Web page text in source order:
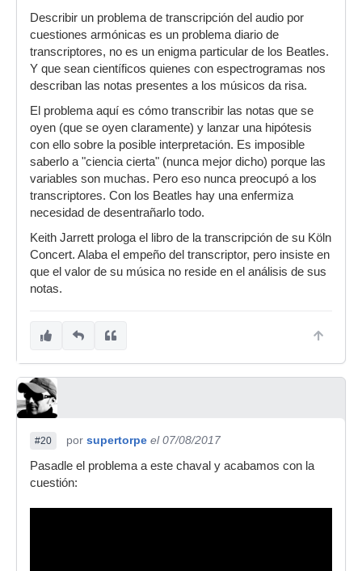
Describir un problema de transcripción del audio por
cuestiones armónicas es un problema diario de
transcriptores, no es un enigma particular de los Beatles.
Y que sean científicos quienes con espectrogramas nos
describan las notas presentes a los músicos da risa.
El problema aquí es cómo transcribir las notas que se
oyen (que se oyen claramente) y lanzar una hipótesis
con ello sobre la posible interpretación. Es imposible
saberlo a "ciencia cierta" (nunca mejor dicho) porque las
variables son muchas. Pero eso nunca preocupó a los
transcriptores. Con los Beatles hay una enfermiza
necesidad de desentrañarlo todo.
Keith Jarrett prologa el libro de la transcripción de su Köln
Concert. Alaba el empeño del transcriptor, pero insiste en
que el valor de su música no reside en el análisis de sus
notas.
#20 por supertorpe el 07/08/2017
Pasadle el problema a este chaval y acabamos con la
cuestión: